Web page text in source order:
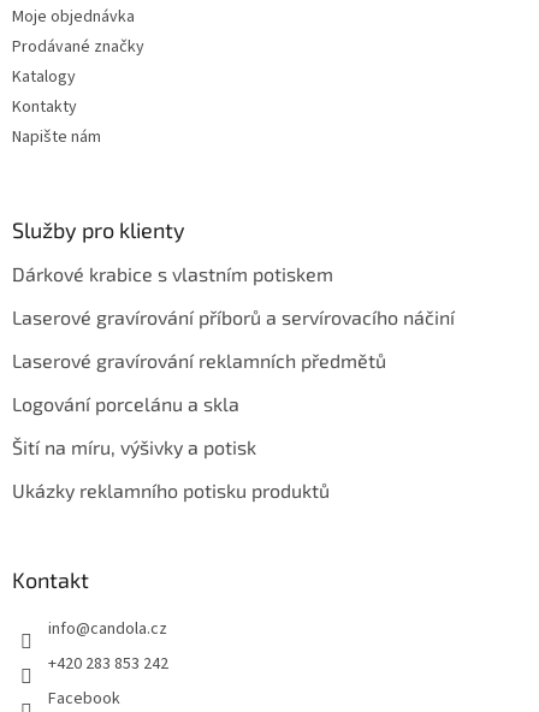
Moje objednávka
Prodávané značky
Katalogy
Kontakty
Napište nám
Služby pro klienty
Dárkové krabice s vlastním potiskem
Laserové gravírování příborů a servírovacího náčiní
Laserové gravírování reklamních předmětů
Logování porcelánu a skla
Šití na míru, výšivky a potisk
Ukázky reklamního potisku produktů
Kontakt
info@candola.cz
+420 283 853 242
Facebook